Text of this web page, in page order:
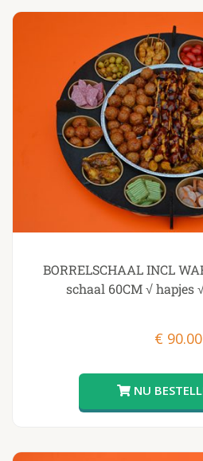
BORRELSCHAAL INCL
schaal 60CM √ hapjes
€ 90.00